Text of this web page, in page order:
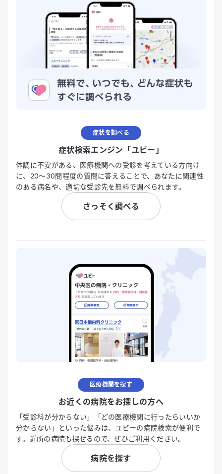
症状を調べる
症状検索エンジン「ユビー」
体調に不安がある、医療機関への受診を考えている方向け
に、20〜30問程度の質問に答えることで、あなたに関連性
のある病名や、適切な受診先を無料で調べられます。
さっそく調べる
医療機関を探す
お近くの病院をお探しの方へ
「受診科が分からない」「どの医療機関に行ったらいいか
分からない」といった悩みは、ユビーの病院検索が便利で
す。近所の病院も探せるので、ぜひご利用ください。
病院を探す